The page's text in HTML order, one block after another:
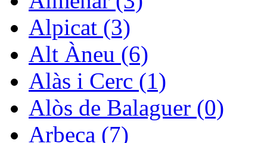
Alpicat (3)
Alt Àneu (6)
Alàs i Cerc (1)
Alòs de Balaguer (0)
Arbeca (7)